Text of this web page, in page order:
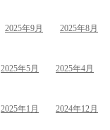
2025年9月 2025年8月
2025年5月 2025年4月
2025年1月 2024年12月